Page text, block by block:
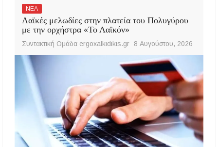
ΝΕΑ
Λαϊκές μελωδίες στην πλατεία του Πολυγύρου
με την ορχήστρα «Το Λαϊκόν»
Συντακτική Ομάδα ergoxalkidikis.gr 8 Αυγούστου, 2026